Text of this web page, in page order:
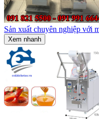
Sản xuất chuyên nghiệp với
Xem nhanh